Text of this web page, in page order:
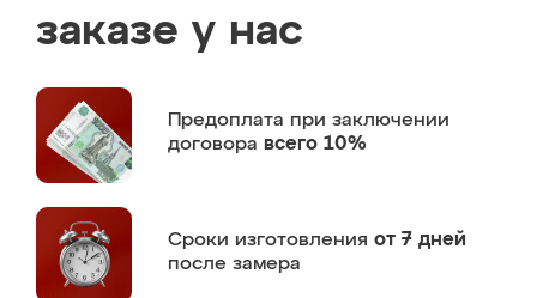
заказе у нас
Предоплата при заключении
договора всего 10%
Сроки изготовления от 7 дней
после замера